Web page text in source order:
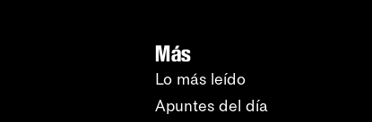
Más
Lo más leído
Apuntes del día